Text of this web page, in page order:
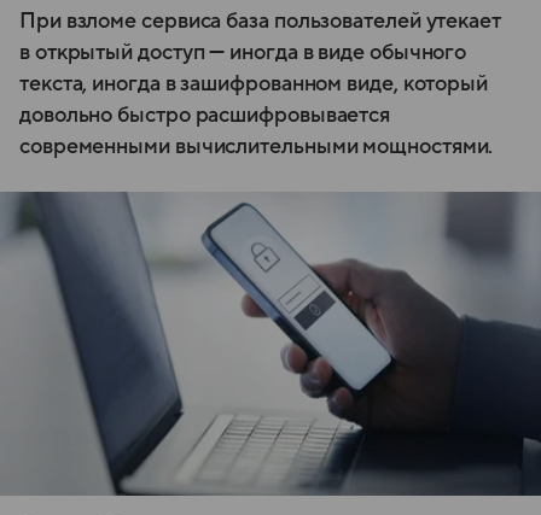
При взломе сервиса база пользователей утекает
в открытый доступ — иногда в виде обычного
текста, иногда в зашифрованном виде, который
довольно быстро расшифровывается
современными вычислительными мощностями.